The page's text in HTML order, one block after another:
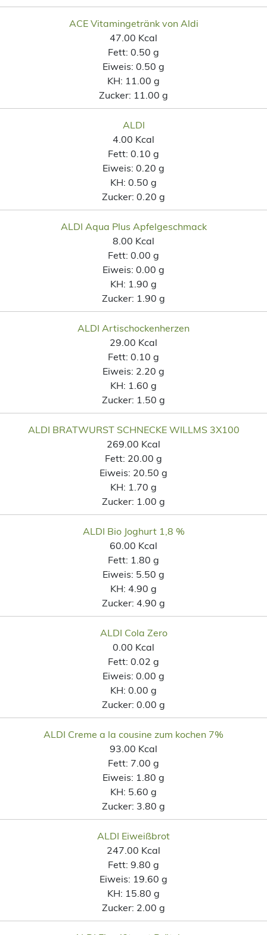
ACE Vitamingetränk von Aldi
47.00 Kcal
Fett: 0.50 g
Eiweis: 0.50 g
KH: 11.00 g
Zucker: 11.00 g
ALDI
4.00 Kcal
Fett: 0.10 g
Eiweis: 0.20 g
KH: 0.50 g
Zucker: 0.20 g
ALDI Aqua Plus Apfelgeschmack
8.00 Kcal
Fett: 0.00 g
Eiweis: 0.00 g
KH: 1.90 g
Zucker: 1.90 g
ALDI Artischockenherzen
29.00 Kcal
Fett: 0.10 g
Eiweis: 2.20 g
KH: 1.60 g
Zucker: 1.50 g
ALDI BRATWURST SCHNECKE WILLMS 3X100
269.00 Kcal
Fett: 20.00 g
Eiweis: 20.50 g
KH: 1.70 g
Zucker: 1.00 g
ALDI Bio Joghurt 1,8 %
60.00 Kcal
Fett: 1.80 g
Eiweis: 5.50 g
KH: 4.90 g
Zucker: 4.90 g
ALDI Cola Zero
0.00 Kcal
Fett: 0.02 g
Eiweis: 0.00 g
KH: 0.00 g
Zucker: 0.00 g
ALDI Creme a la cousine zum kochen 7%
93.00 Kcal
Fett: 7.00 g
Eiweis: 1.80 g
KH: 5.60 g
Zucker: 3.80 g
ALDI Eiweißbrot
247.00 Kcal
Fett: 9.80 g
Eiweis: 19.60 g
KH: 15.80 g
Zucker: 2.00 g